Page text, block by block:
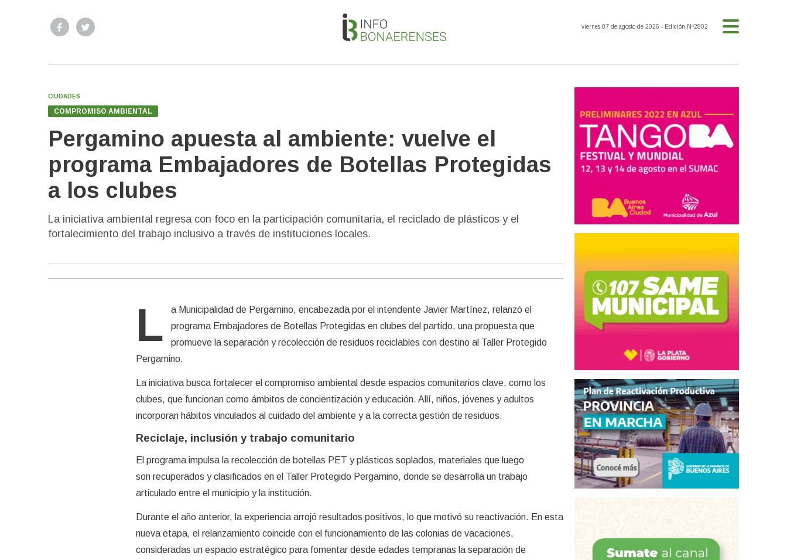
viernes 07 de agosto de 2026 - Edición Nº2802
CIUDADES
COMPROMISO AMBIENTAL
Pergamino apuesta al ambiente: vuelve el
programa Embajadores de Botellas Protegidas
a los clubes
La iniciativa ambiental regresa con foco en la participación comunitaria, el reciclado de plásticos y el
fortalecimiento del trabajo inclusivo a través de instituciones locales.
L
a Municipalidad de Pergamino, encabezada por el intendente Javier Martínez, relanzó el
programa Embajadores de Botellas Protegidas en clubes del partido, una propuesta que
promueve la separación y recolección de residuos reciclables con destino al Taller Protegido
Pergamino.
La iniciativa busca fortalecer el compromiso ambiental desde espacios comunitarios clave, como los
clubes, que funcionan como ámbitos de concientización y educación. Allí, niños, jóvenes y adultos
incorporan hábitos vinculados al cuidado del ambiente y a la correcta gestión de residuos.
Reciclaje, inclusión y trabajo comunitario
El programa impulsa la recolección de botellas PET y plásticos soplados, materiales que luego
son recuperados y clasificados en el Taller Protegido Pergamino, donde se desarrolla un trabajo
articulado entre el municipio y la institución.
Durante el año anterior, la experiencia arrojó resultados positivos, lo que motivó su reactivación. En esta
nueva etapa, el relanzamiento coincide con el funcionamiento de las colonias de vacaciones,
consideradas un espacio estratégico para fomentar desde edades tempranas la separación de